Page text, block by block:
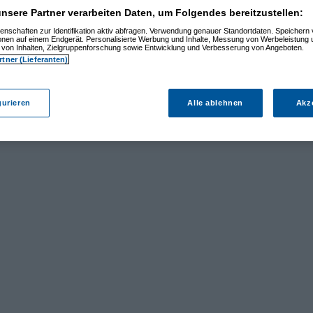
Partner verarbeiten Daten, um Folgendes bereitzustellen:
zur Identifikation aktiv abfragen. Verwendung genauer Standortdaten. Speichern
auf einem Endgerät. Personalisierte Werbung und Inhalte, Messung von Werbeleistung
Inhalten, Zielgruppenforschung sowie Entwicklung und Verbesserung von Angeboten.
(Lieferanten)
Alle ablehnen